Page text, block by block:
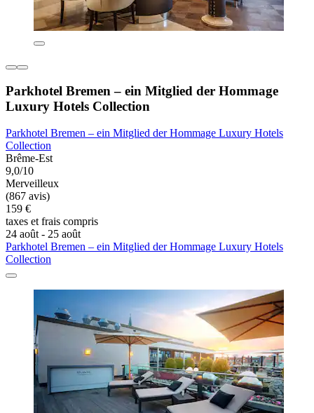
Parkhotel Bremen – ein Mitglied der Hommage
Luxury Hotels Collection
Parkhotel Bremen – ein Mitglied der Hommage Luxury Hotels
Collection
Brême-Est
9,0/10
Merveilleux
(867 avis)
159 €
taxes et frais compris
24 août - 25 août
Parkhotel Bremen – ein Mitglied der Hommage Luxury Hotels
Collection